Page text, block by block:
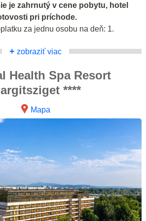
je zahrnutý v cene pobytu, hotel
pri príchode.
za jednu osobu na deň: 1.
+ zobraziť viac
Health Spa Resort
****
Mapa